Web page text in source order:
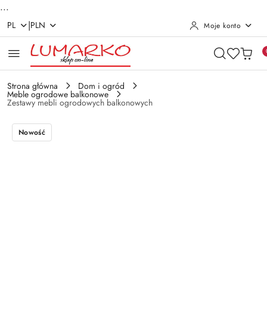
...
Przejdź do treści głównej
Przejdź do wyszukiwarki
Przejdź do moje konto
Przejdź do menu głównego
Przejdź do opisu produktu
Przejdź do stopki
PL |PLN Moje konto
Strona główna Dom i ogród
Meble ogrodowe balkonowe
Zestawy mebli ogrodowych balkonowych
Nowość